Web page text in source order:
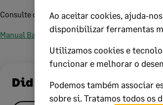
Consulte o Manual do Bank Connection para
Manual Bank Connection
Did this help?
Ao aceitar cookies,
disponibilizar ferramentas
Utilizamos cookies e
funcionar e melhorar o
Podemos também associar
sobre si. Tratamos todos os